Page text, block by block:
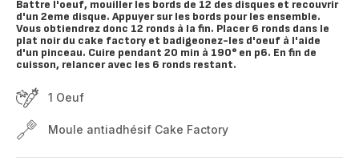
Battre l'oeuf, mouiller les bords de 12 des disques et recouvrir
d'un 2eme disque. Appuyer sur les bords pour les ensemble.
Vous obtiendrez donc 12 ronds à la fin. Placer 6 ronds dans le
plat noir du cake factory et badigeonez-les d'oeuf à l'aide
d'un pinceau. Cuire pendant 20 min à 190° en p6. En fin de
cuisson, relancer avec les 6 ronds restant.
1 Oeuf
Moule antiadhésif Cake Factory